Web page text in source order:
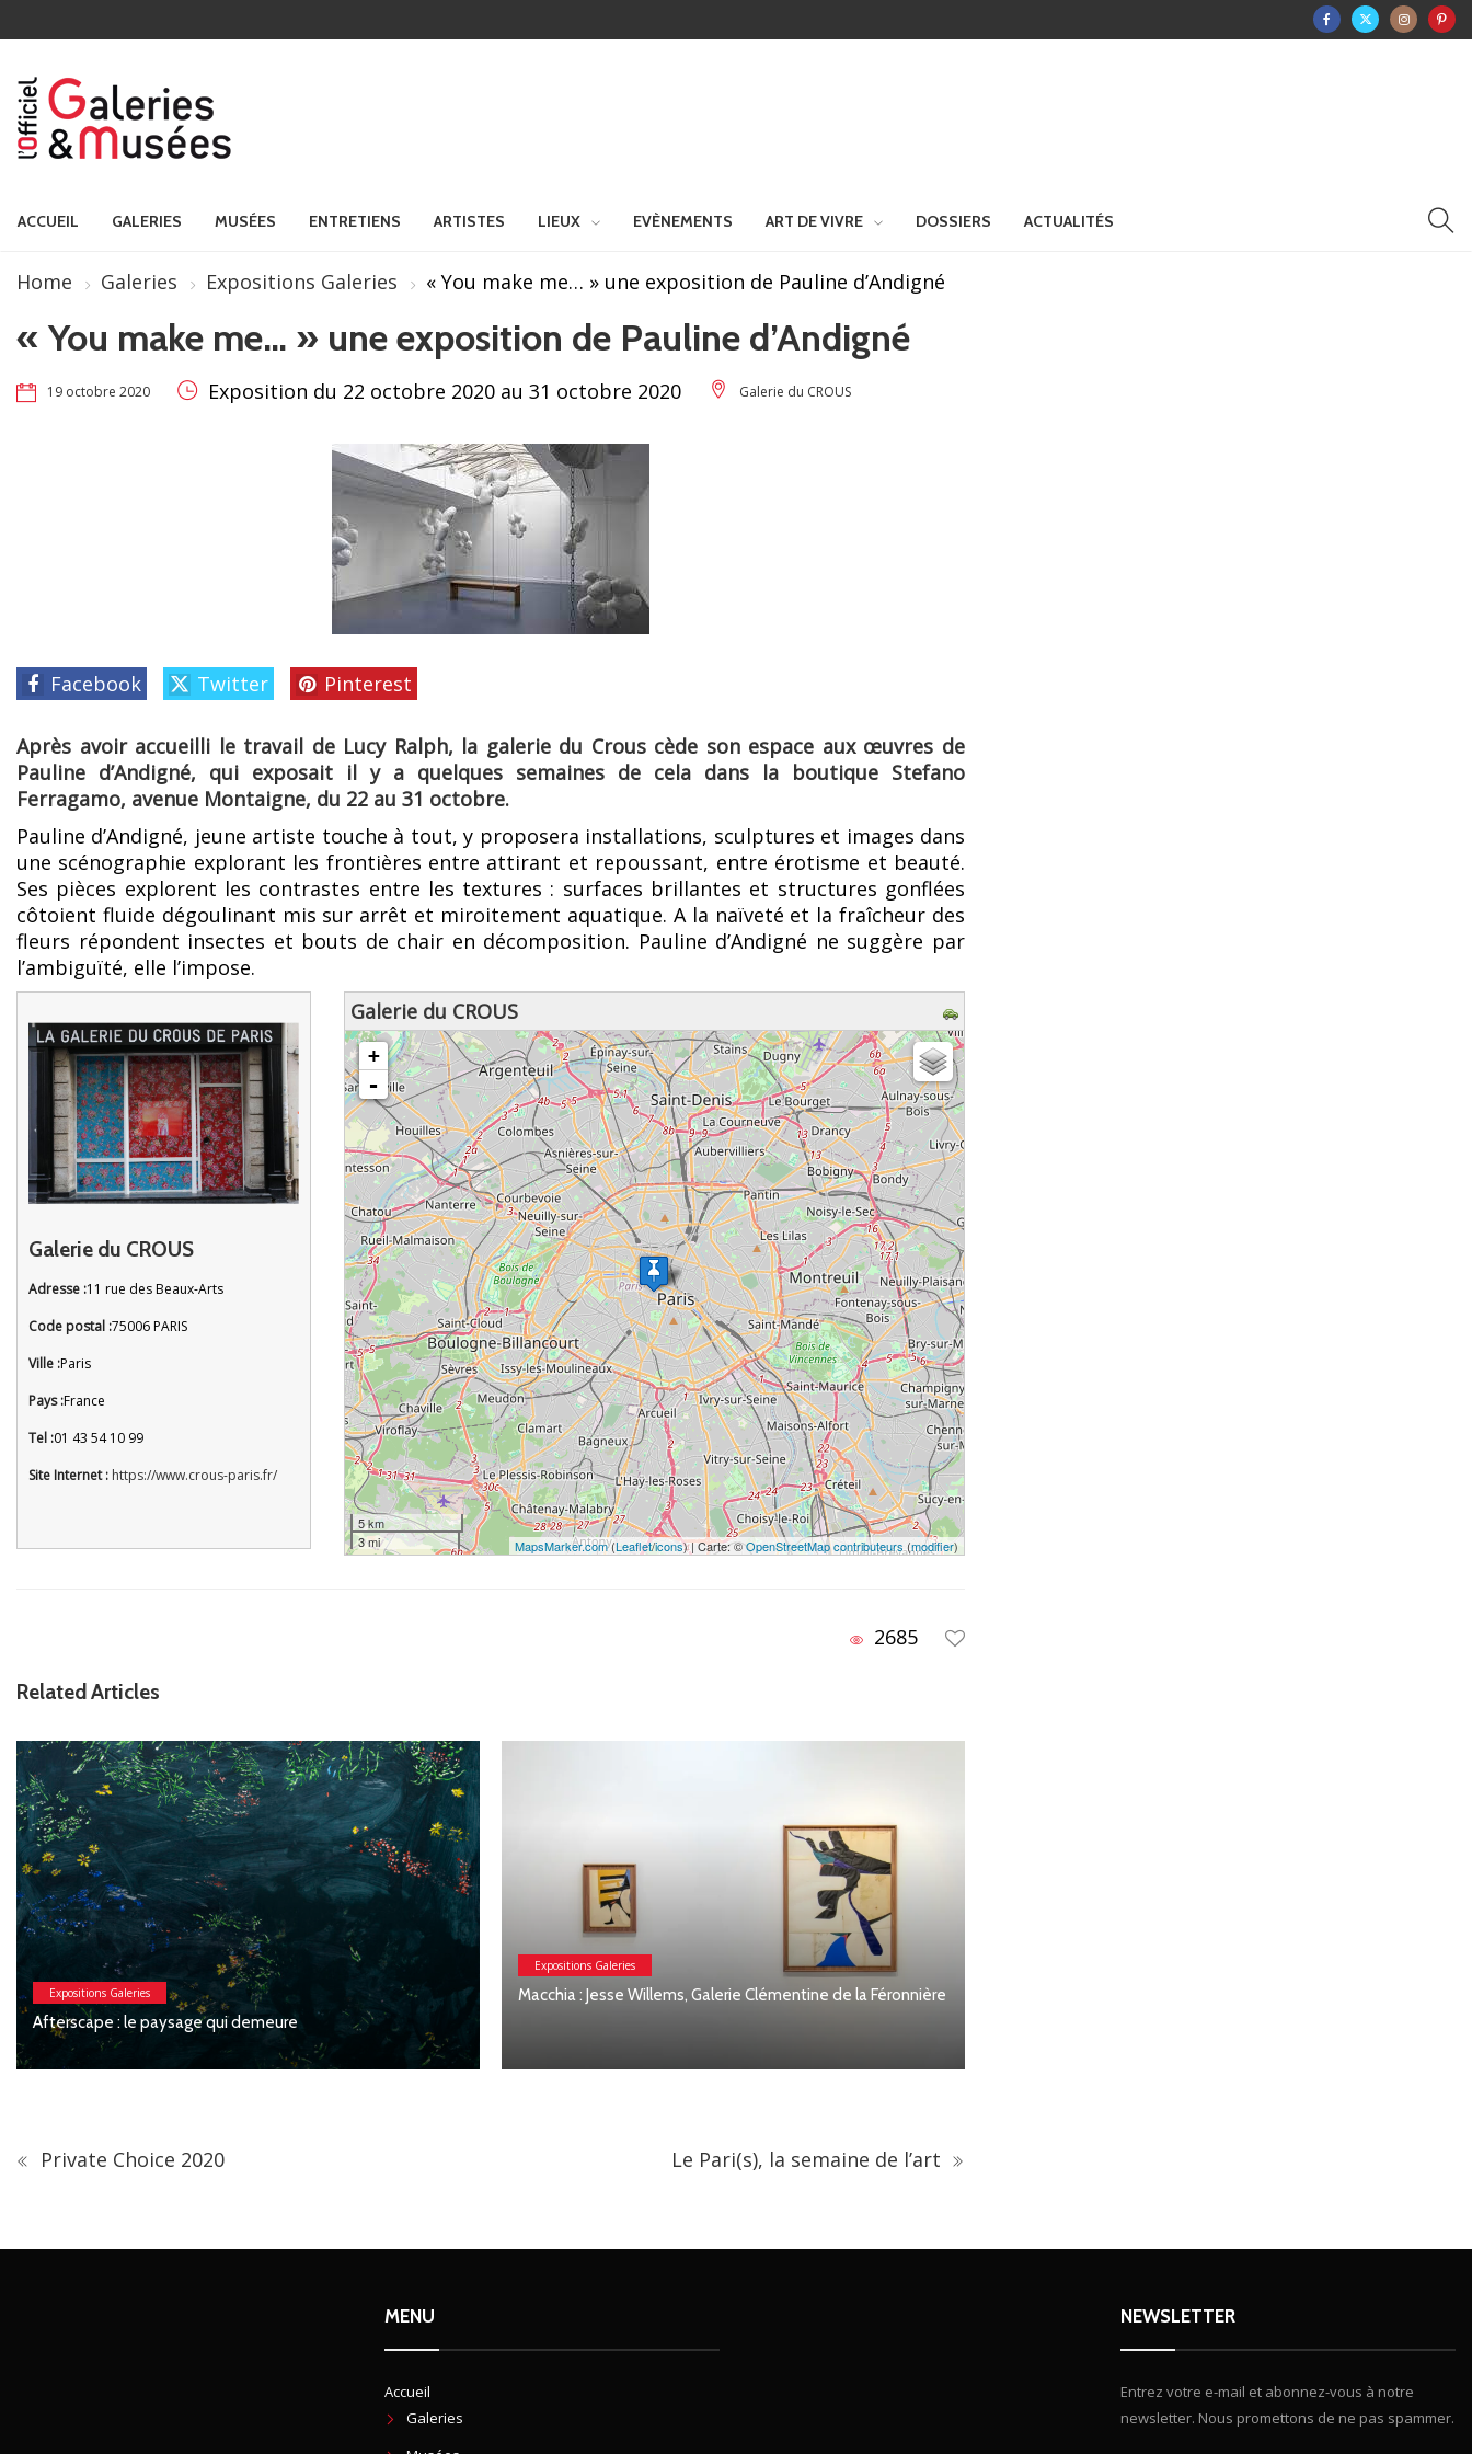
ACCUEIL GALERIES MUSÉES ENTRETIENS ARTISTES LIEUX EVÈNEMENTS ART DE VIVRE DOSSIERS ACTUALITÉS
Home Galeries Expositions Galeries « You make me… » une exposition de Pauline d’Andigné
« You make me… » une exposition de Pauline d’Andigné
19 octobre 2020 Exposition du 22 octobre 2020 au 31 octobre 2020 Galerie du CROUS
Facebook Twitter Pinterest
Après avoir accueilli le travail de Lucy Ralph, la galerie du Crous cède son espace aux œuvres de
Pauline d’Andigné, qui exposait il y a quelques semaines de cela dans la boutique Stefano
Ferragamo, avenue Montaigne, du 22 au 31 octobre.
Pauline d’Andigné, jeune artiste touche à tout, y proposera installations, sculptures et images dans
une scénographie explorant les frontières entre attirant et repoussant, entre érotisme et beauté.
Ses pièces explorent les contrastes entre les textures : surfaces brillantes et structures gonflées
côtoient fluide dégoulinant mis sur arrêt et miroitement aquatique. A la naïveté et la fraîcheur des
fleurs répondent insectes et bouts de chair en décomposition. Pauline d’Andigné ne suggère par
l’ambiguïté, elle l’impose.
Galerie du CROUS
Adresse :11 rue des Beaux-Arts
Code postal :75006 PARIS
Ville :Paris
Pays :France
Tel :01 43 54 10 99
Site Internet : https://www.crous-paris.fr/
Galerie du CROUS
chargement de la carte - veuillez patienter...
+
-
5 km
3 mi
MapsMarker.com(Leaflet/icons) | Carte: ©OpenStreetMap contributeurs(modifier)
2685
Related Articles
demeure
Expositions Galeries
Macchia : Jesse Willems, Galerie Clémentine de la Féronnière Expositions Galeries
Private Choice 2020 Le Pari(s), la semaine de l’art
MENU
Accueil
Galeries
NEWSLETTER
Entrez votre e-mail et abonnez-vous à notre
newsletter. Nous promettons de ne pas spammer.